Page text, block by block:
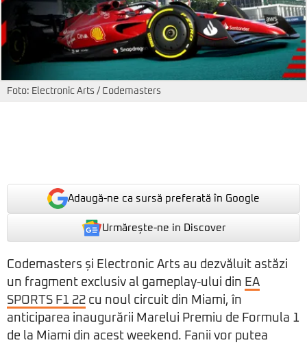
Foto: Electronic Arts / Codemasters
Adaugă-ne ca sursă preferată în Google
Urmărește-ne in Discover
Codemasters și Electronic Arts au dezvăluit astăzi
un fragment exclusiv al gameplay-ului din EA
SPORTS F1 22 cu noul circuit din Miami, în
anticiparea inaugurării Marelui Premiu de Formula 1
de la Miami din acest weekend. Fanii vor putea